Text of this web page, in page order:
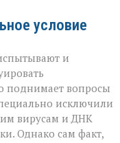
условие
и
поднимает вопросы
исключили
вирусам и ДНК
Однако сам факт,